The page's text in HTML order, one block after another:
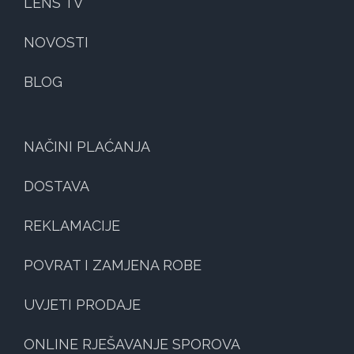
NOVOSTI
BLOG
NAČINI PLAĆANJA
DOSTAVA
REKLAMACIJE
POVRAT I ZAMJENA ROBE
UVJETI PRODAJE
ONLINE RJEŠAVANJE SPOROVA